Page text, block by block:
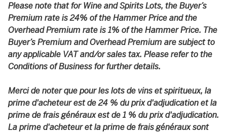
Please note that for Wine and Spirits Lots, the Buyer’s
Premium rate is 24% of the Hammer Price and the
Overhead Premium rate is 1% of the Hammer Price. The
Buyer’s Premium and Overhead Premium are subject to
any applicable VAT and/or sales tax. Please refer to the
Conditions of Business for further details.
Merci de noter que pour les lots de vins et spiritueux, la
prime d'acheteur est de 24 % du prix d'adjudication et la
prime de frais généraux est de 1 % du prix d'adjudication.
La prime d'acheteur et la prime de frais généraux sont